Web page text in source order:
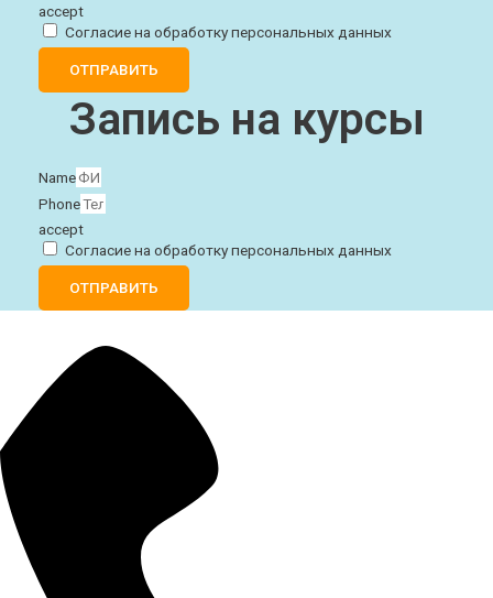
accept
Согласие на обработку персональных данных
ОТПРАВИТЬ
Запись на курсы
Name
Phone
accept
Согласие на обработку персональных данных
ОТПРАВИТЬ